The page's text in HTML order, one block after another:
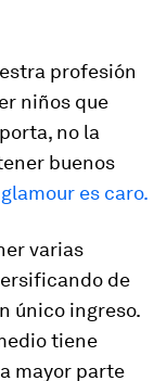
profesión
niños que
no la
buenos
es caro.
varias
de
único ingreso.
tiene
mayor parte